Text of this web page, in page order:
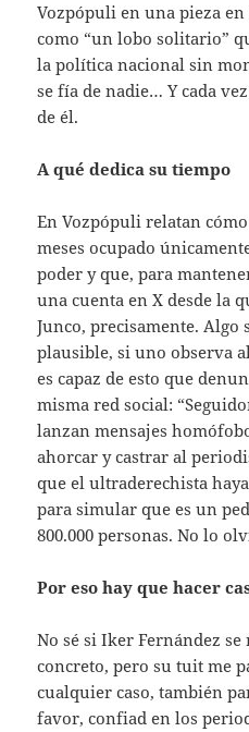
Vozpópuli en una pieza en
como “un lobo solitario”
la política nacional sin
se fía de nadie… Y cada
de él.
A qué dedica su tiempo
En Vozpópuli relatan
meses ocupado
poder y que, para
una cuenta en X desde la
Junco, precisamente. Algo
plausible, si uno observa
es capaz de esto que
misma red social:
lanzan mensajes
ahorcar y castrar al
que el ultraderechista
para simular que es un
800.000 personas. No lo
Por eso hay que hacer
No sé si Iker Fernández
concreto, pero su tuit me
cualquier caso, también
favor, confiad en los